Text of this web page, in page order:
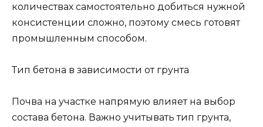
количествах самостоятельно добиться нужной
консистенции сложно, поэтому смесь готовят
промышленным способом.
Тип бетона в зависимости от грунта
Почва на участке напрямую влияет на выбор
состава бетона. Важно учитывать тип грунта,